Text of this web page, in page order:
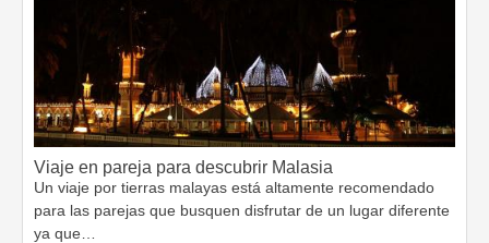
Viaje en pareja para descubrir Malasia
Un viaje por tierras malayas está altamente recomendado
para las parejas que busquen disfrutar de un lugar diferente
ya que…